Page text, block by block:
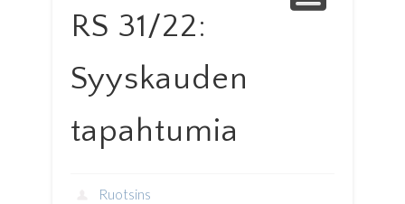
RS 31/22:
Syyskauden
tapahtumia
Ruotsins